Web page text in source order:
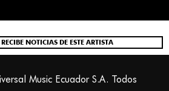
NOTICIAS DE ESTE ARTISTA
Music Ecuador S.A. Todos